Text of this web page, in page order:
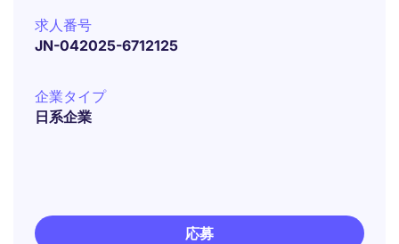
求人番号
JN-042025-6712125
企業タイプ
日系企業
応募